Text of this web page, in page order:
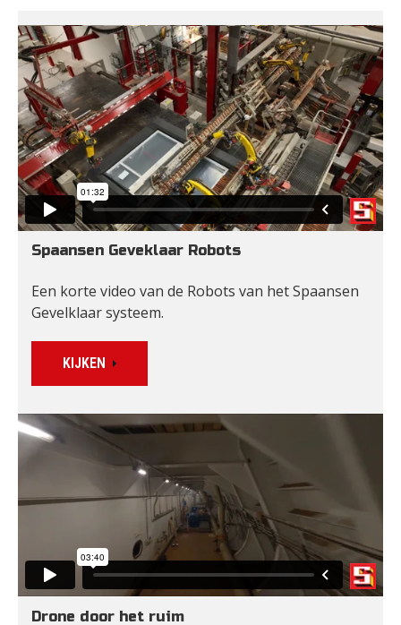
Spaansen Geveklaar Robots
Een korte video van de Robots van het Spaansen
Gevelklaar systeem.
KIJKEN
Drone door het ruim